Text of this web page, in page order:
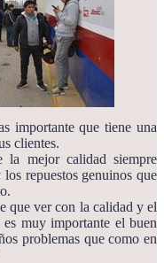
importante que tiene una
clientes.
la mejor calidad siempre
repuestos genuinos que
que ver con la calidad y el
muy importante el buen
problemas que como en